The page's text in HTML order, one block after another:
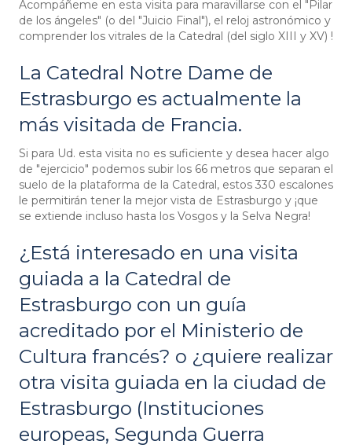
Acompáñeme en esta visita para maravillarse con el "Pilar
de los ángeles" (o del "Juicio Final"), el reloj astronómico y
comprender los vitrales de la Catedral (del siglo XIII y XV) !
La Catedral Notre Dame de
Estrasburgo es actualmente la
más visitada de Francia.
Si para Ud. esta visita no es suficiente y desea hacer algo
de "ejercicio" podemos subir los 66 metros que separan el
suelo de la plataforma de la Catedral, estos 330 escalones
le permitirán tener la mejor vista de Estrasburgo y ¡que
se extiende incluso hasta los Vosgos y la Selva Negra!
¿Está interesado en una visita
guiada a la Catedral de
Estrasburgo con un guía
acreditado por el Ministerio de
Cultura francés? o ¿quiere realizar
otra visita guiada en la ciudad de
Estrasburgo (Instituciones
europeas, Segunda Guerra